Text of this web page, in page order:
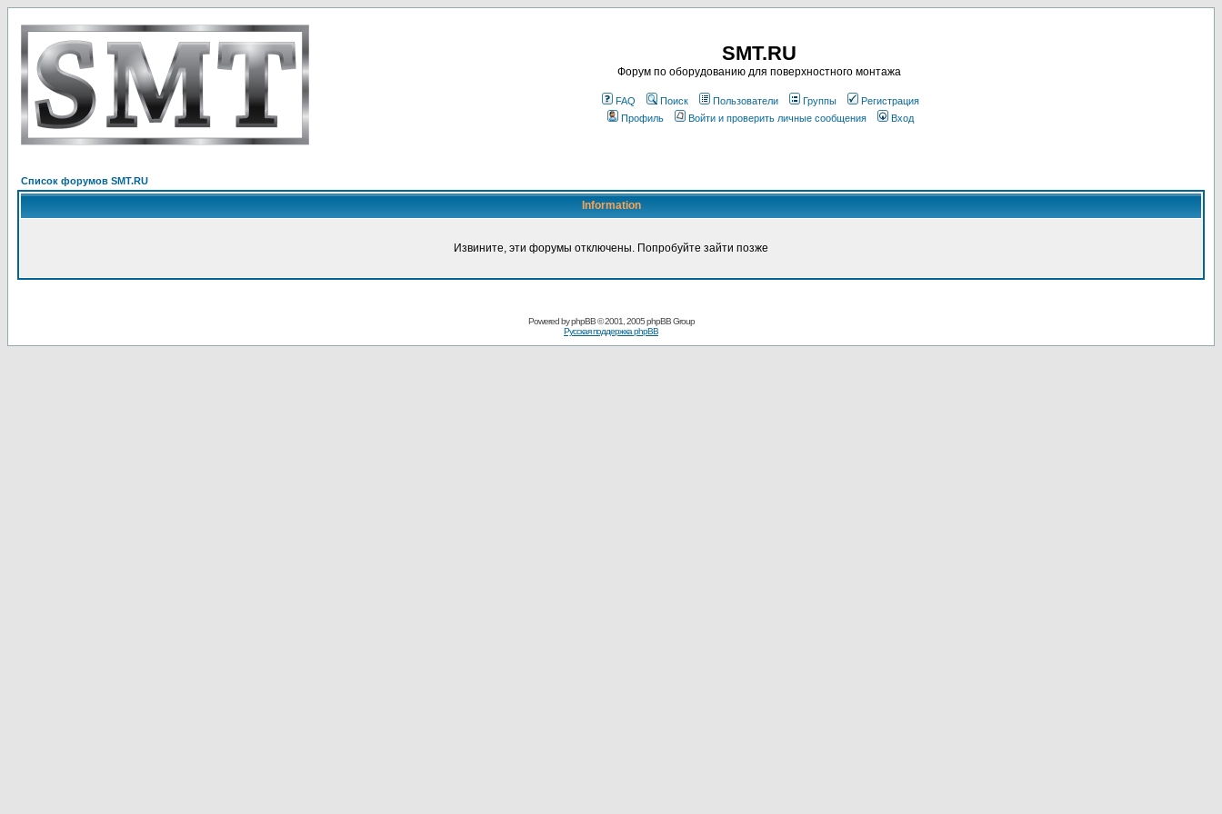
SMT.RU
Форум по оборудованию для поверхностного монтажа
FAQ Поиск Пользователи Группы
Регистрация
Профиль
Войти и проверить личные сообщения Вход
Список форумов SMT.RU
Information
Извините, эти форумы отключены. Попробуйте зайти позже
Powered byphpBB© 2001, 2005 phpBB Group
Русская поддержка phpBB